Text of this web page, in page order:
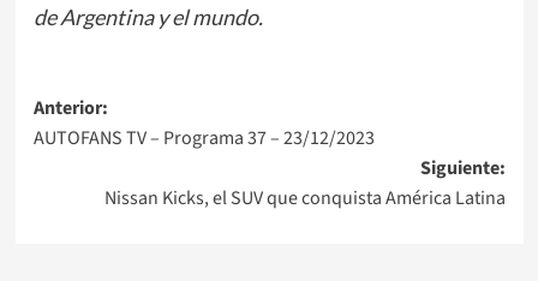
de Argentina y el mundo.
Navegación
de
entradas
Anterior:
AUTOFANS TV – Programa 37 – 23/12/2023
Siguiente:
Nissan Kicks, el SUV que conquista América Latina